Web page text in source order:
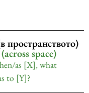
пространството)
space)
as [X], what
to [Y]?